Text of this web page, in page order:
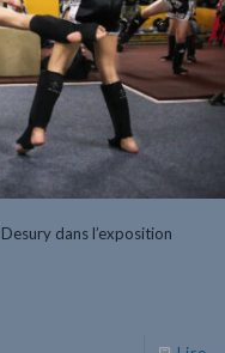
dans l’exposition